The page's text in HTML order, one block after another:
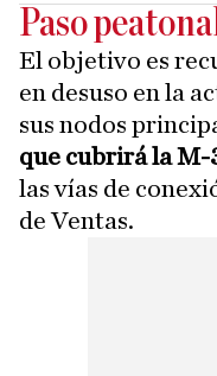
Paso
El objetivo es
en desuso en la
sus nodos
que cubrirá la M-
las vías de
de Ventas.